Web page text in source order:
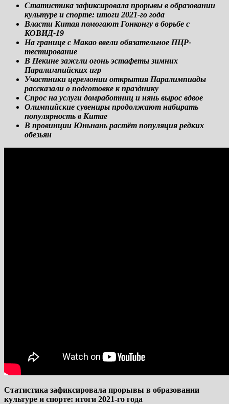
Статистика зафиксировала прорывы в образовании
культуре и спорте: итоги 2021-го года
Власти Китая помогают Гонконгу в борьбе с
КОВИД-19
На границе с Макао ввели обязательное ПЦР-
тестирование
В Пекине зажгли огонь эстафеты зимних
Паралимпийских игр
Участники церемонии открытия Паралимпиады
рассказали о подготовке к празднику
Спрос на услуги домработниц и нянь вырос вдвое
Олимпийские сувениры продолжают набирать
популярность в Китае
В провинции Юньнань растёт популяция редких
обезьян
Статистика зафиксировала прорывы в образовании
культуре и спорте: итоги 2021-го года